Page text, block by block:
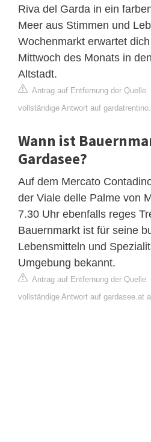
Riva del Garda in ein
Meer aus Stimmen und
Wochenmarkt erwartet
Mittwoch des Monats in
Altstadt.
Antrag auf Entfernung der Quelle
vollständige Antwort auf
Wann ist
Gardasee?
Auf dem Mercato
der Viale delle Palme von
7.30 Uhr ebenfalls reges
Bauernmarkt ist für seine
Lebensmitteln und
Umgebung bekannt.
Antrag auf Entfernung der Quelle
vollständige Antwort auf gardasee.at